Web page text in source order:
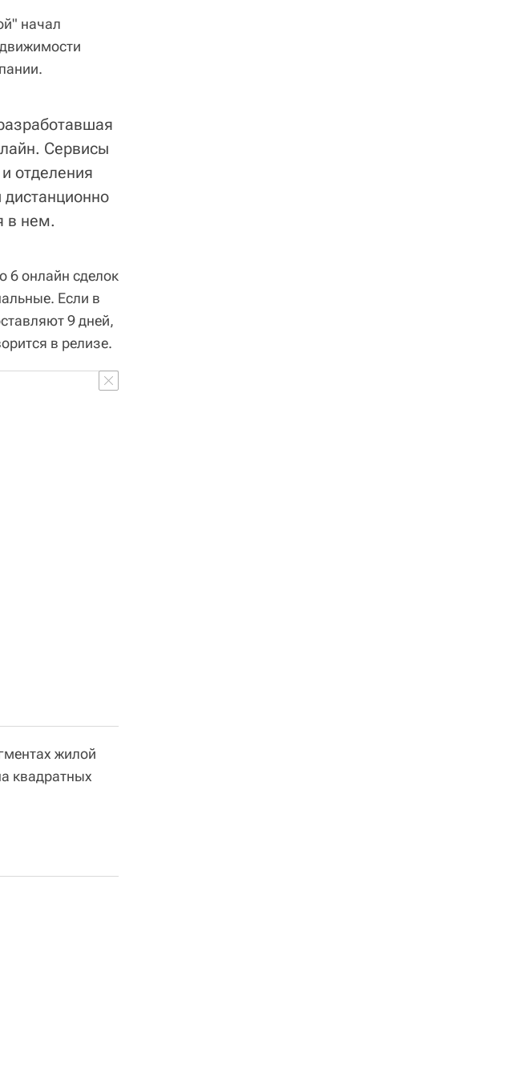
начал
Сервисы
отделения
в нем.
6 онлайн сделок
Если в
9 дней,
в релизе.
жилой
квадратных